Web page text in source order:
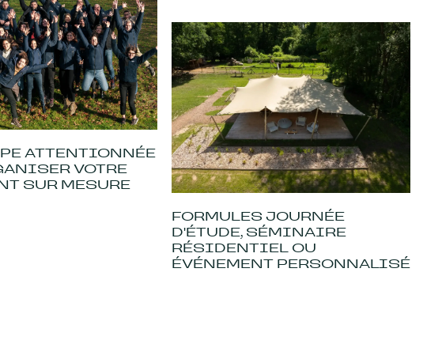
ATTENTIONNÉE
VOTRE
SUR MESURE
FORMULES JOURNÉE
D'ÉTUDE, SÉMINAIRE
RÉSIDENTIEL OU
ÉVÉNEMENT PERSONNALISÉ